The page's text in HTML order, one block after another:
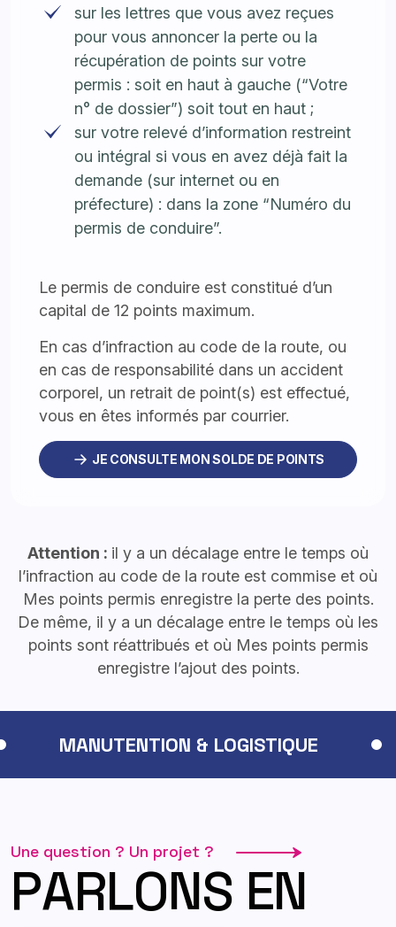
sur les lettres que vous avez reçues
pour vous annoncer la perte ou la
récupération de points sur votre
permis : soit en haut à gauche (“Votre
n° de dossier”) soit tout en haut ;
sur votre relevé d’information restreint
ou intégral si vous en avez déjà fait la
demande (sur internet ou en
préfecture) : dans la zone “Numéro du
permis de conduire”.
Le permis de conduire est constitué d’un
capital de 12 points maximum.
En cas d’infraction au code de la route, ou
en cas de responsabilité dans un accident
corporel, un retrait de point(s) est effectué,
vous en êtes informés par courrier.
JE CONSULTE MON SOLDE DE POINTS
Attention : il y a un décalage entre le temps où
l’infraction au code de la route est commise et où
Mes points permis enregistre la perte des points.
De même, il y a un décalage entre le temps où les
points sont réattribués et où Mes points permis
enregistre l’ajout des points.
MANUTENTION & LOGISTIQUE
Une question ? Un projet ?
PARLONS EN